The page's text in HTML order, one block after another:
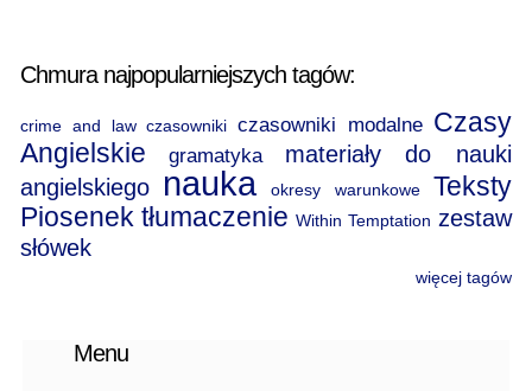
Chmura najpopularniejszych tagów:
crime and law czasowniki czasowniki modalne Czasy
Angielskie
gramatyka
materiały do nauki
angielskiego
nauka okresy warunkowe
Teksty
Piosenek tłumaczenie Within Temptation zestaw
słówek
więcej tagów
Menu